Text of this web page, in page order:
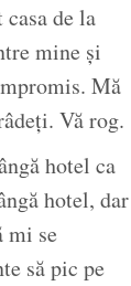
de la
mine și
Mă
Vă rog.
hotel ca
hotel, dar
mi se
să pic pe